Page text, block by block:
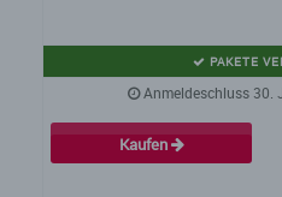
PAKETE
Anmeldeschluss 30.
Kaufen